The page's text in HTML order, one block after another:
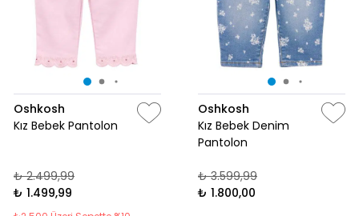
Oshkosh
Kız Bebek Pantolon
₺ 2.499,99
₺ 1.499,99
Oshkosh
Kız Bebek Denim
Pantolon
₺ 3.599,99
₺ 1.800,00